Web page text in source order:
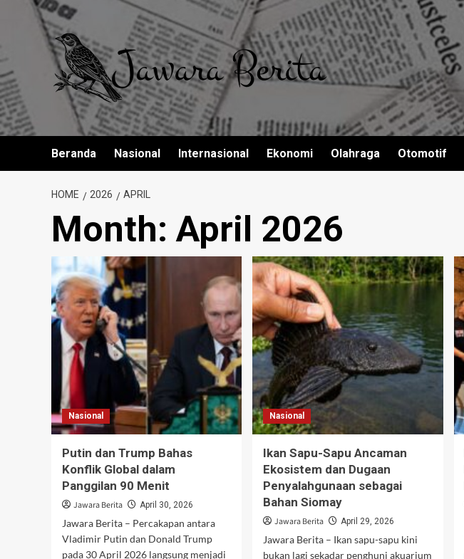
content
Beranda Nasional Internasional Ekonomi Olahraga Otomotif
HOME 2026 APRIL
Month:April 2026
Nasional
Putin dan Trump Bahas
Konflik Global dalam
Panggilan 90 Menit
Jawara Berita April 30, 2026
Jawara Berita – Percakapan antara
Vladimir Putin dan Donald Trump
pada 30 April 2026 langsung menjadi
Nasional
Ikan Sapu-Sapu Ancaman
Ekosistem dan Dugaan
Penyalahgunaan sebagai
Bahan Siomay
Jawara Berita April 29, 2026
Jawara Berita – Ikan sapu-sapu kini
bukan lagi sekadar penghuni akuarium